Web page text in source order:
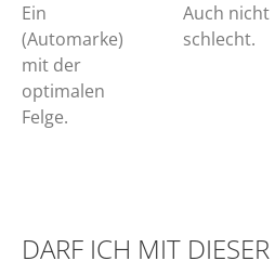
Ein
(Automarke)
mit der
optimalen
Felge.
Auch nicht
schlecht.
DARF ICH MIT